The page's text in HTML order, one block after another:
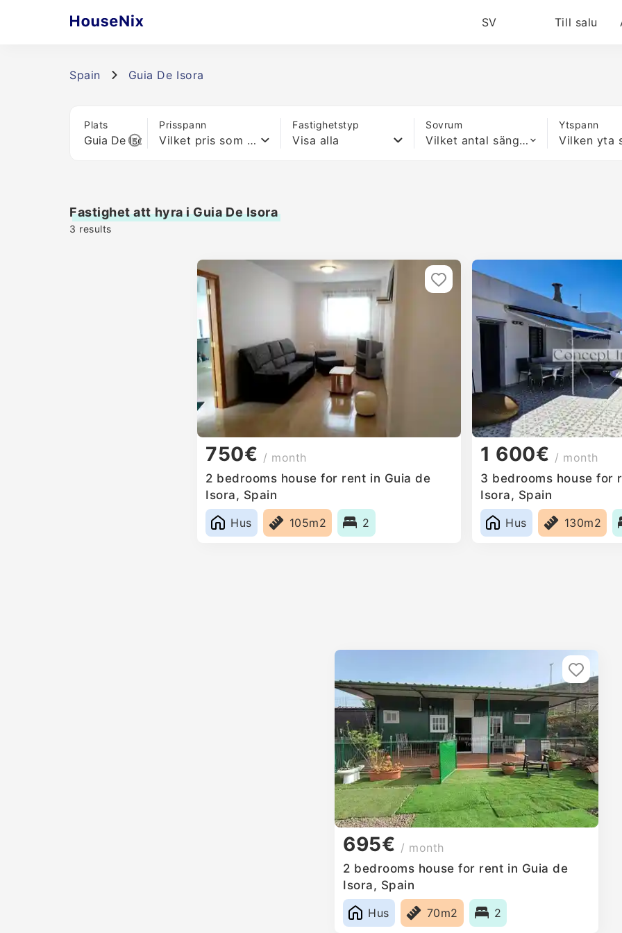
SV Till salu
Spain Guia De Isora
Plats Prisspann
Vilket pris som helst
Fastighetstyp
Visa alla
Sovrum
Vilket antal sängar som helst
Ytspann
Fastighet att hyra i Guia De Isora
3 results
750€ / month
2 bedrooms house for rent in Guia de
Isora, Spain
Hus
105m2 2
1 600€ / month
3 bedrooms house for
Isora, Spain
Hus
130m2
695€ / month
2 bedrooms house for rent in Guia de
Isora, Spain
Hus
70m2 2